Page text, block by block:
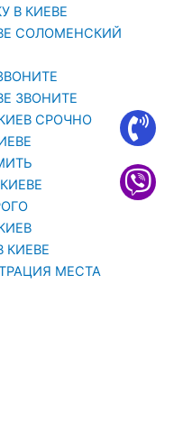
В КИЕВЕ
СОЛОМЕНСКИЙ
ЗВОНИТЕ
СРОЧНО
КИЕВЕ
МЕСТА